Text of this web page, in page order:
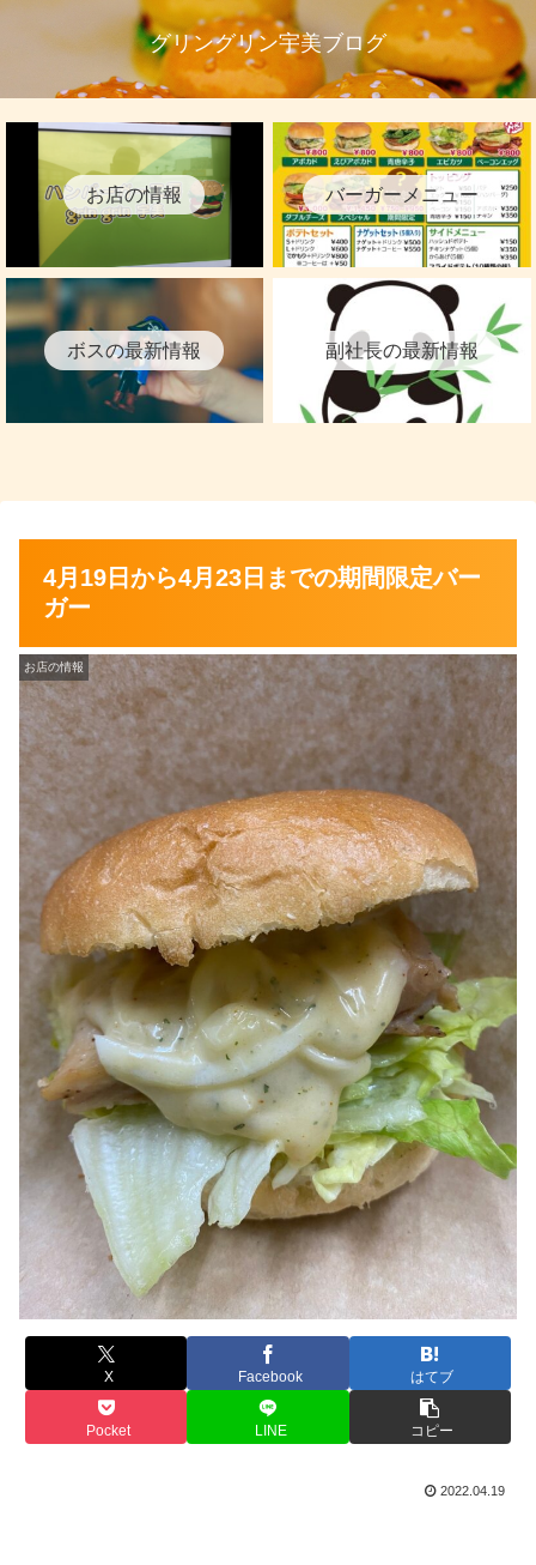
グリングリン宇美ブログ
お店の情報 バーガーメニュー
ボスの最新情報 副社長の最新情報
4月19日から4月23日までの期間限定バー
ガー
お店の情報
X Facebook はてブ
Pocket LINE コピー
2022.04.19